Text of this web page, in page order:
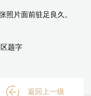
照片面前驻足良久。
题字
返回上一级